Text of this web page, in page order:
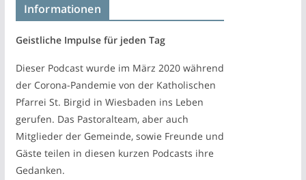
Informationen
Geistliche Impulse für jeden Tag
Dieser Podcast wurde im März 2020 während
der Corona-Pandemie von der Katholischen
Pfarrei St. Birgid in Wiesbaden ins Leben
gerufen. Das Pastoralteam, aber auch
Mitglieder der Gemeinde, sowie Freunde und
Gäste teilen in diesen kurzen Podcasts ihre
Gedanken.